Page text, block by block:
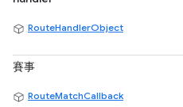
RouteHandlerObject
賽事
RouteMatchCallback